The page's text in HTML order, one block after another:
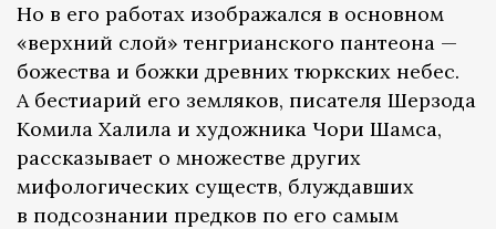
Но в его работах изображался в основном
«верхний слой» тенгрианского пантеона —
божества и божки древних тюркских небес.
А бестиарий его земляков, писателя Шерзода
Комила Халила и художника Чори Шамса,
рассказывает о множестве других
мифологических существ, блуждавших
в подсознании предков по его самым